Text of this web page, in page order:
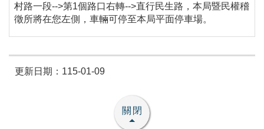
村路一段-->第1個路口右轉-->直行民生路，本局暨民權稽
徵所將在您左側，車輛可停至本局平面停車場。
更新日期：115-01-09
關閉